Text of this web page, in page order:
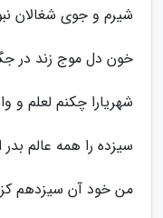
شیرم و جوی شغالان
خون دل موج زند در
شهریارا چکنم لعلم و
سیزده را همه عالم بدر
من خود آن سیزدهم